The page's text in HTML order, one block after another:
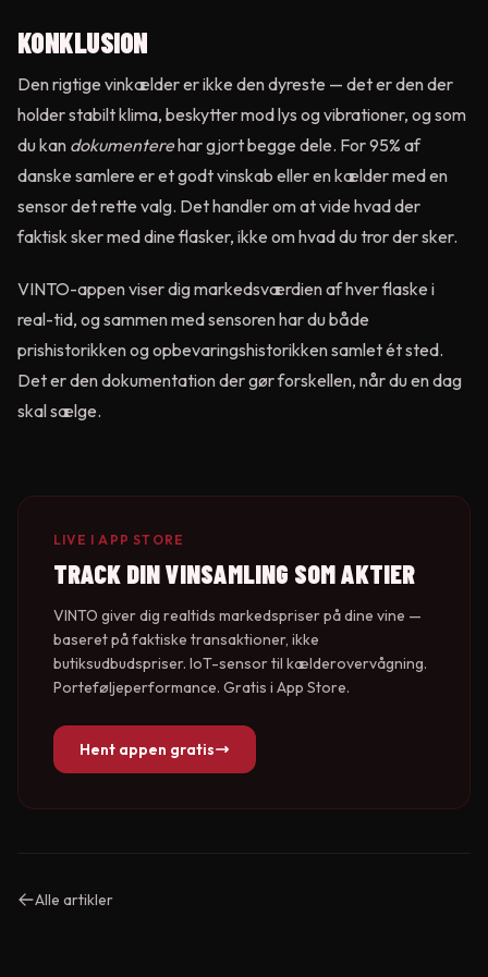
KONKLUSION
Den rigtige vinkælder er ikke den dyreste — det er den der
holder stabilt klima, beskytter mod lys og vibrationer, og som
du kan dokumenterehar gjort begge dele. For 95% af
danske samlere er et godt vinskab eller en kælder med en
sensor det rette valg. Det handler om at vide hvad der
faktisk sker med dine flasker, ikke om hvad du tror der sker.
VINTO-appen viser dig markedsværdien af hver flaske i
real-tid, og sammen med sensoren har du både
prishistorikken og opbevaringshistorikken samlet ét sted.
Det er den dokumentation der gør forskellen, når du en dag
skal sælge.
LIVE I APP STORE
TRACK DIN VINSAMLING SOM AKTIER
VINTO giver dig realtids markedspriser på dine vine —
baseret på faktiske transaktioner, ikke
butiksudbudspriser. IoT-sensor til kælderovervågning.
Porteføljeperformance. Gratis i App Store.
Hent appen gratis
Alle artikler